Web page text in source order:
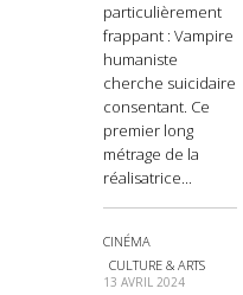
particulièrement
frappant : Vampire
humaniste
cherche suicidaire
consentant. Ce
premier long
métrage de la
réalisatrice...
CINÉMA
CULTURE & ARTS
13 AVRIL 2024